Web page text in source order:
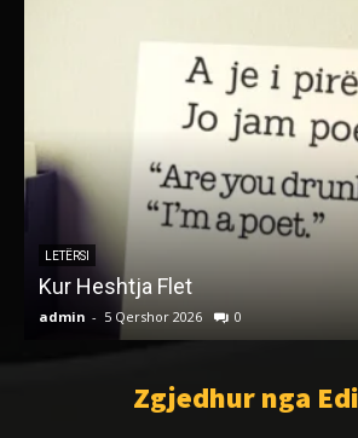
LETËRSI
Kur Heshtja Flet
admin - 5 Qershor 2026 0
Zgjedhur nga